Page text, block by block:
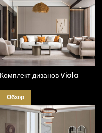
Комплект диванов Viola
Обзор